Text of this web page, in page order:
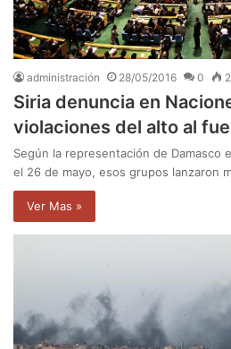
administración 28/05/2016 0
Siria denuncia en
violaciones del alto al
Según la representación de Damasco
el 26 de mayo, esos grupos lanzaron
Ver Mas »